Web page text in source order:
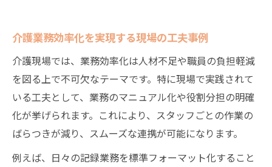
介護業務効率化を実現する現場の工夫事例
介護現場では、業務効率化は人材不足や職員の負担軽減
を図る上で不可欠なテーマです。特に現場で実践されて
いる工夫として、業務のマニュアル化や役割分担の明確
化が挙げられます。これにより、スタッフごとの作業の
ばらつきが減り、スムーズな連携が可能になります。
例えば、日々の記録業務を標準フォーマット化すること